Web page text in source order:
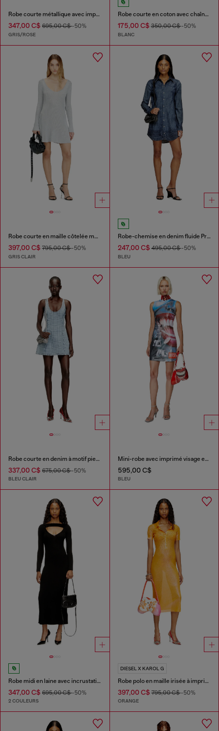
Robe courte métallique avec imprimé de roses floues
347,00 C$ 695,00 C$-50%
GRIS/ROSE
Robe courte en coton avec chaîne en relief
175,00 C$350,00 C$-50%
BLANC
Robe courte en maille côtelée métallisée
397,00 C$ 795,00 C$-50%
GRIS CLAIR
Robe-chemise en denim fluide Prince de Galles
247,00 C$495,00 C$-50%
BLEU
Robe courte en denim à motif pied-de-poule avec cristaux
337,00 C$ 675,00 C$-50%
BLEU CLAIR
Mini-robe avec imprimé visage en gros plan
595,00 C$
BLEU
Robe midi en laine avec incrustation
347,00 C$ 695,00 C$-50%
2 COULEURS
DIESEL X KAROL G
Robe polo en maille irisée à imprimé lotus
397,00 C$795,00 C$-50%
ORANGE